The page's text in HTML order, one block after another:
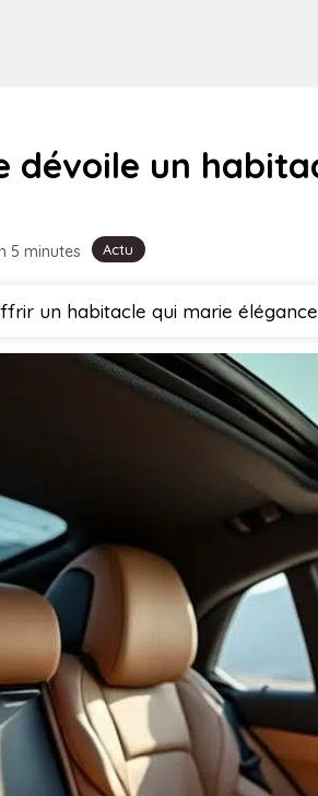
Actu
dévoile un
5 minutes
un habitacle qui marie